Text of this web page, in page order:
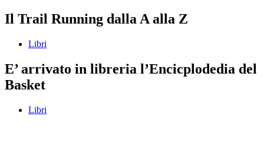
Il Trail Running dalla A alla Z
Libri
E’ arrivato in libreria l’Encicplodedia del
Basket
Libri